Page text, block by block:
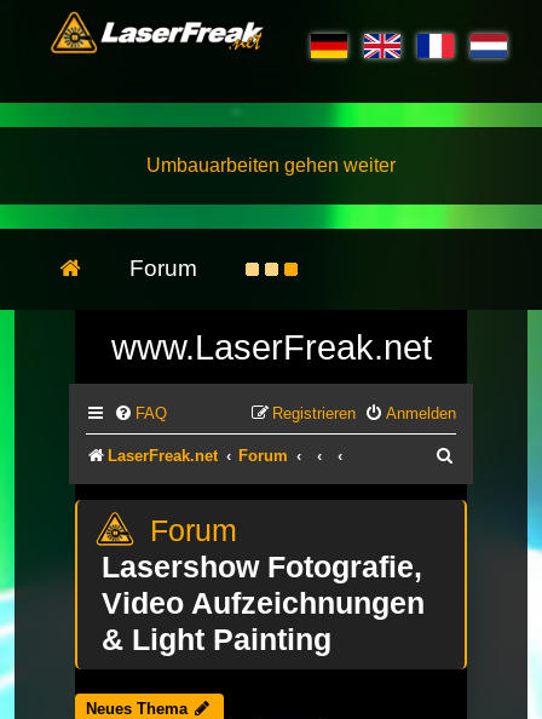
Umbauarbeiten gehen weiter
Forum
www.LaserFreak.net
FAQ Anmelden
Registrieren
LaserFreak.net Forum
Lasershow Fotografie,
Video Aufzeichnungen
& Light Painting
Neues Thema